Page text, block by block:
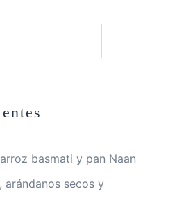
basmati y pan Naan
arándanos secos y